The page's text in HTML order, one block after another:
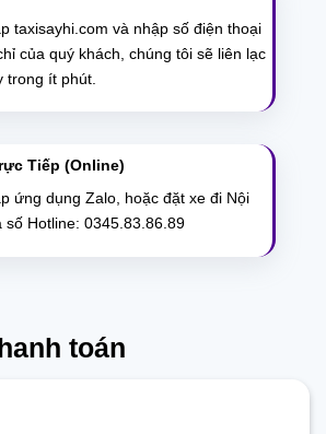
taxisayhi.com và nhập số điện thoại
của quý khách, chúng tôi sẽ liên lạc
trong ít phút.
Tiếp (Online)
ứng dụng Zalo, hoặc đặt xe đi Nội
số Hotline: 0345.83.86.89
toán